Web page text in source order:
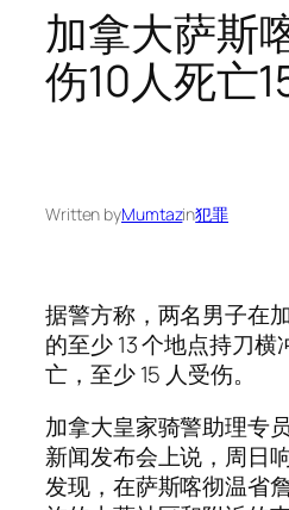
加拿大萨斯
伤10人死亡
Written byMumtazin犯罪
据警方称，两名男子在
的至少 13 个地点持刀横
亡，至少 15 人受伤。
加拿大皇家骑警助理专
新闻发布会上说，周日
发现，在萨斯喀彻温省